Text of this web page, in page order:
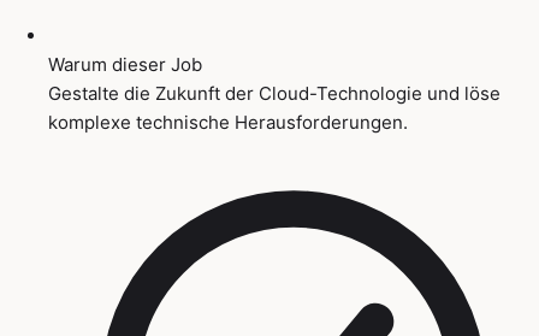
Warum dieser Job
Gestalte die Zukunft der Cloud-Technologie und löse
komplexe technische Herausforderungen.